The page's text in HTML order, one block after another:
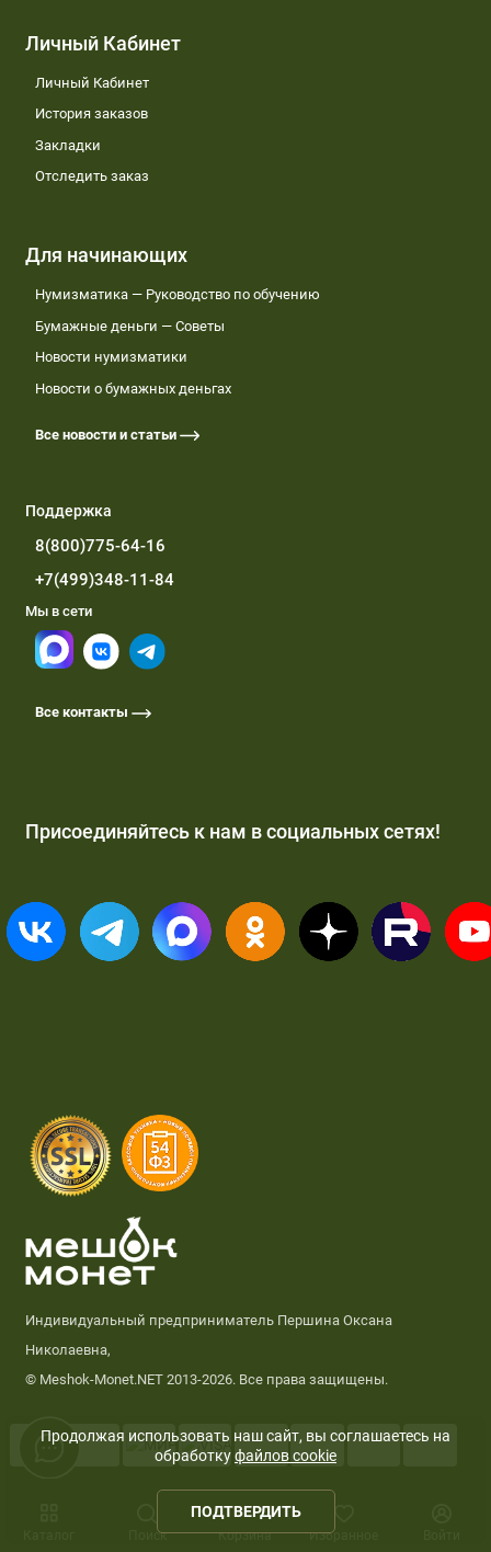
Поиск Корзина
0
Избранное
Личный Кабинет
Личный Кабинет
История заказов
Закладки
Отследить заказ
Для начинающих
Нумизматика — Руководство по обучению
Бумажные деньги — Советы
Новости нумизматики
Новости о бумажных деньгах
Все новости и статьи
Поддержка
8(800)775-64-16
+7(499)348-11-84
Мы в сети
Все контакты
Присоединяйтесь к нам в социальных сетях!
Индивидуальный предприниматель Першина Оксана
Николаевна,
© Meshok-Monet.NET 2013-2026. Все права защищены.
Продолжая использовать наш сайт, вы соглашаетесь на
обработкуфайлов cookie
ПОДТВЕРДИТЬ